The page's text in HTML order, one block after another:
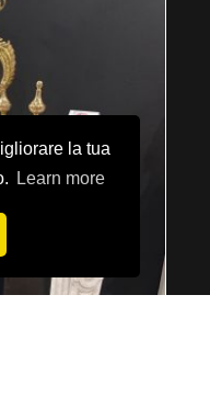
la tua
Learn more